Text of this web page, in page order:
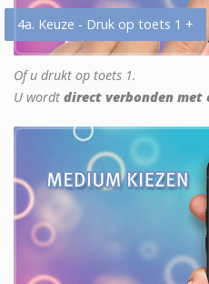
4a. Keuze - Druk op toets 1 +
Of u drukt op toets 1.
U wordt direct verbonden met